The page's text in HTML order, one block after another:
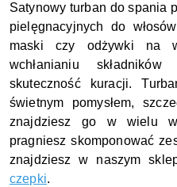
Satynowy turban do spania
pielęgnacyjnych do
maski czy odżywki na
wchłanianiu
skuteczność kuracji.
świetnym pomysłem,
znajdziesz go w wielu
pragniesz skomponować
znajdziesz w naszym
czepki.